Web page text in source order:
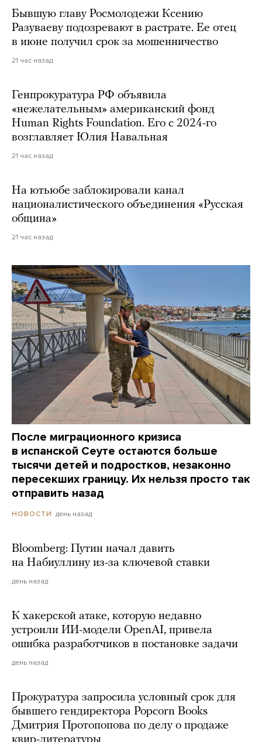
Бывшую главу Росмолодежи Ксению
Разуваеву подозревают в растрате. Ее отец
в июне получил срок за мошенничество
21 час назад
Генпрокуратура РФ объявила
«нежелательным» американский фонд
Human Rights Foundation. Его с 2024-го
возглавляет Юлия Навальная
21 час назад
На ютьюбе заблокировали канал
националистического объединения «Русская
община»
21 час назад
После миграционного кризиса
в испанской Сеуте остаются больше
тысячи детей и подростков, незаконно
пересекших границу. Их нельзя просто так
отправить назад
НОВОСТИ день назад
Bloomberg: Путин начал давить
на Набиуллину из-за ключевой ставки
день назад
К хакерской атаке, которую недавно
устроили ИИ-модели OpenAI, привела
ошибка разработчиков в постановке задачи
день назад
Прокуратура запросила условный срок для
бывшего гендиректора Popcorn Books
Дмитрия Протопопова по делу о продаже